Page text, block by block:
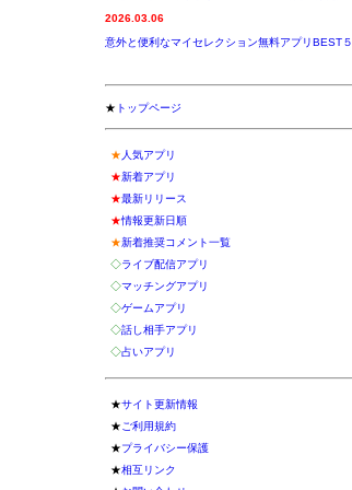
2026.03.06
意外と便利なマイセレクション無料アプリBEST５
★ トップページ
★ 人気アプリ
★新着アプリ
★最新リリース
★情報更新日順
★新着推奨コメント一覧
◇ライブ配信アプリ
◇マッチングアプリ
◇ゲームアプリ
◇話し相手アプリ
◇占いアプリ
★サイト更新情報
★ ご利用規約
★プライバシー保護
★相互リンク